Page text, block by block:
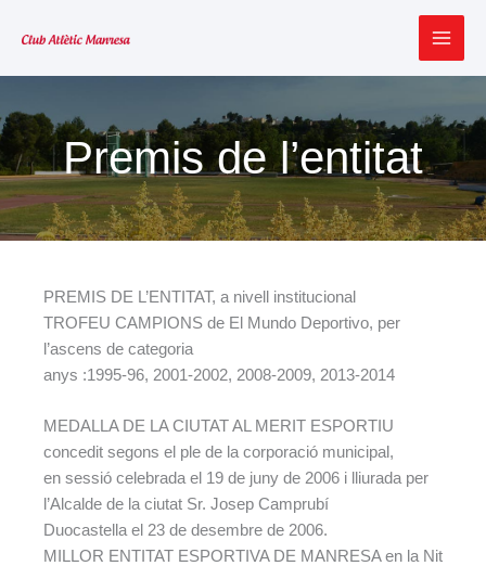
Premis de l’entitat
PREMIS DE L’ENTITAT, a nivell institucional
TROFEU CAMPIONS de El Mundo Deportivo, per
l’ascens de categoria
anys :1995-96, 2001-2002, 2008-2009, 2013-2014
MEDALLA DE LA CIUTAT AL MERIT ESPORTIU
concedit segons el ple de la corporació municipal,
en sessió celebrada el 19 de juny de 2006 i lliurada per
l’Alcalde de la ciutat Sr. Josep Camprubí
Duocastella el 23 de desembre de 2006.
MILLOR ENTITAT ESPORTIVA DE MANRESA en la Nit